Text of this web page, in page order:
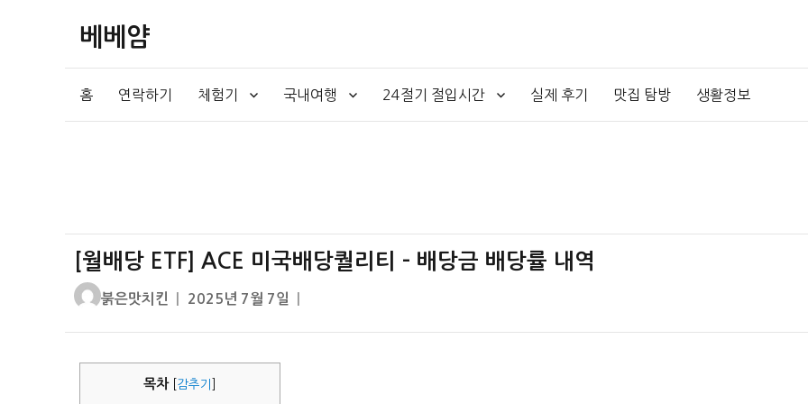
베베얌
홈 연락하기 체험기 국내여행 24절기 절입시간 실제 후기 맛집 탐방 생활정보
[월배당 ETF] ACE 미국배당퀄리티 – 배당금 배당률 내역
글
붉은맛치킨
작
자
2025년 7월 7일
목차 감추기